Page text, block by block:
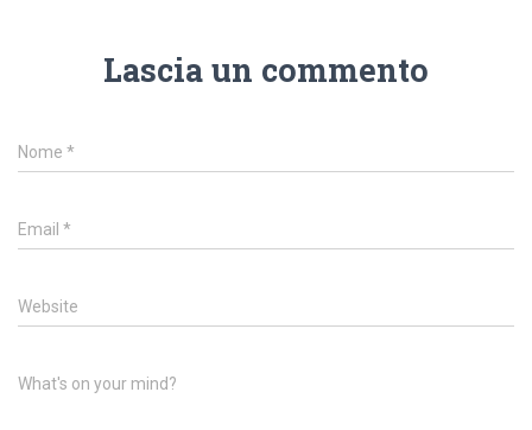
Lascia un commento
Nome *
Email *
Website
What's on your mind?